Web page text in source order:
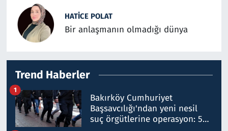
HATICE POLAT
Bir anlaşmanın olmadığı dünya
Trend Haberler
Bakırköy Cumhuriyet
Başsavcılığı'ndan yeni nesil
suç örgütlerine operasyon: 50
1